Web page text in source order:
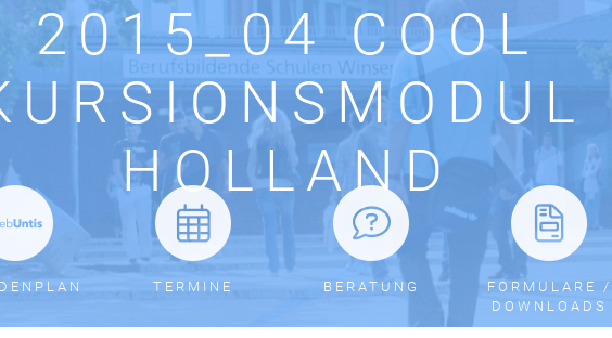
2015_04 COOL
HOLLAND
TERMINE BERATUNG
FORMULARE /
DOWNLOADS